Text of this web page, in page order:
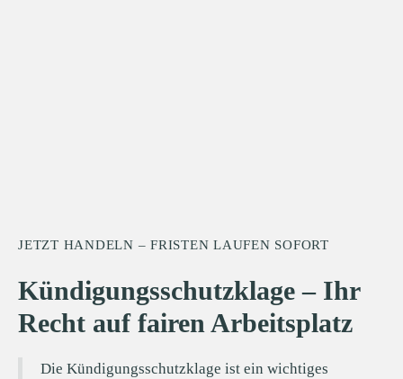
JETZT HANDELN – FRISTEN LAUFEN SOFORT
Kündigungsschutzklage – Ihr
Recht auf fairen Arbeitsplatz
Die Kündigungsschutzklage ist ein wichtiges